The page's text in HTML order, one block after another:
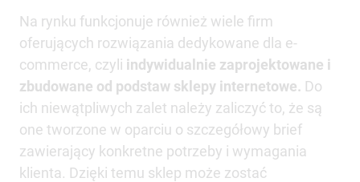
Na rynku funkcjonuje również wiele firm
oferujących rozwiązania dedykowane dla e-
commerce, czyli indywidualnie zaprojektowane i
zbudowane od podstaw sklepy internetowe. Do
ich niewątpliwych zalet należy zaliczyć to, że są
one tworzone w oparciu o szczegółowy brief
zawierający konkretne potrzeby i wymagania
klienta. Dzięki temu sklep może zostać